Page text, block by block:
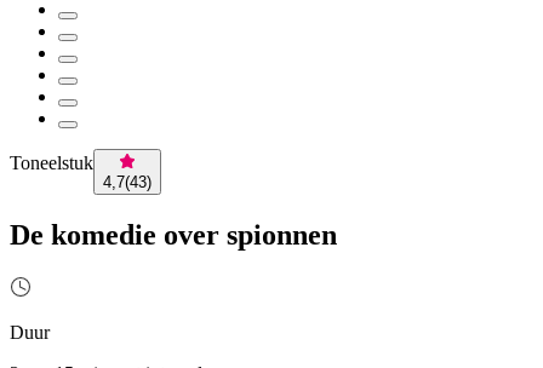
Toneelstuk
4,7(43)
De komedie over spionnen
Duur